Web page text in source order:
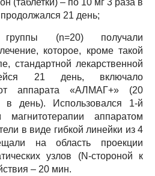
(таблетки) – по 10 мг 3 раза в
21 день;
(n=20) получали
которое, кроме такой
стандартной лекарственной
21 день, включало
от аппарата «АЛМАГ+» (20
день). Использовался 1-й
аппаратом
в виде гибкой линейки из 4
на область проекции
узлов (N-стороной к
– 20 мин.